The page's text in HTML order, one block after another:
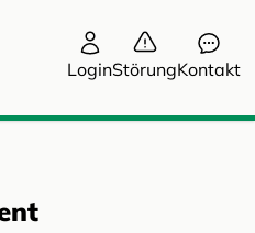
LoginStörungKontakt